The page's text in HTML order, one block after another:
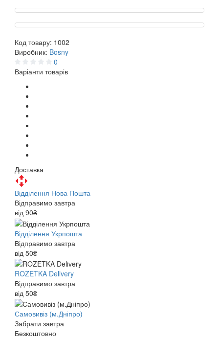
Код товару: 1002
Виробник: Bosny
0
Варіанти товарів
Доставка
Відділення Нова Пошта
Відправимо завтра
від 90₴
Відділення Укрпошта
Відправимо завтра
від 50₴
ROZETKA Delivery
Відправимо завтра
від 50₴
Самовивіз (м.Дніпро)
Забрати завтра
Безкоштовно